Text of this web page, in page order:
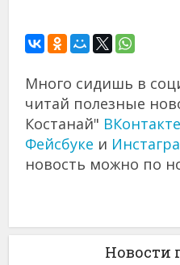
Много сидишь в
читай полезные
Костанай" ВКонтакте
Фейсбуке и
новость можно по
Новости